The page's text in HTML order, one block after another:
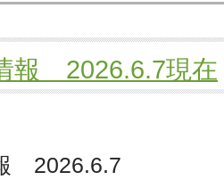
報 2026.6.7現在
2026.6.7